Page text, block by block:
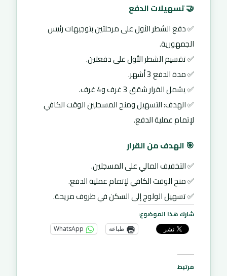
🤝 تسهيلات الدفع
✅ دفع الشطر الأول على مرحلتين بتوجيهات رئيس
الجمهورية.
✅ تقسيم الشطر الأول على دفعتين.
✅ مدة الدفع 3 أشهر.
✅ يشمل القرار شقق 3 غرف و4 غرف.
✅ الهدف: التسهيل ومنح المسجلين الوقت الكافي
لإتمام عملية الدفع.
🎯 الهدف من القرار
✅ التخفيف المالي على المسجلين.
✅ منح الوقت الكافي لإتمام عملية الدفع.
✅ تسهيل الولوج إلى السكن في ظروف مريحة.
شارك هذا الموضوع:
طباعة WhatsApp
مرتبط